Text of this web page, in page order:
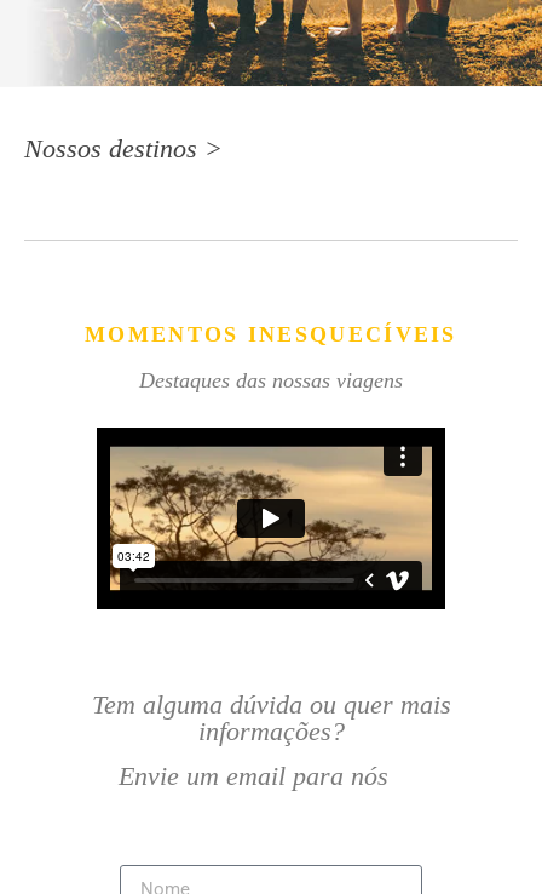
Nossos destinos >
MOMENTOS INESQUECÍVEIS
Destaques das nossas viagens
Tem alguma dúvida ou quer mais
informações?
Envie um email para nós